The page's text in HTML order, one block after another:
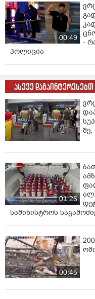
00:49
-
პოლიცია
ასევე დაგაინტერესებთ
01:26
სამინისტროს
00:45